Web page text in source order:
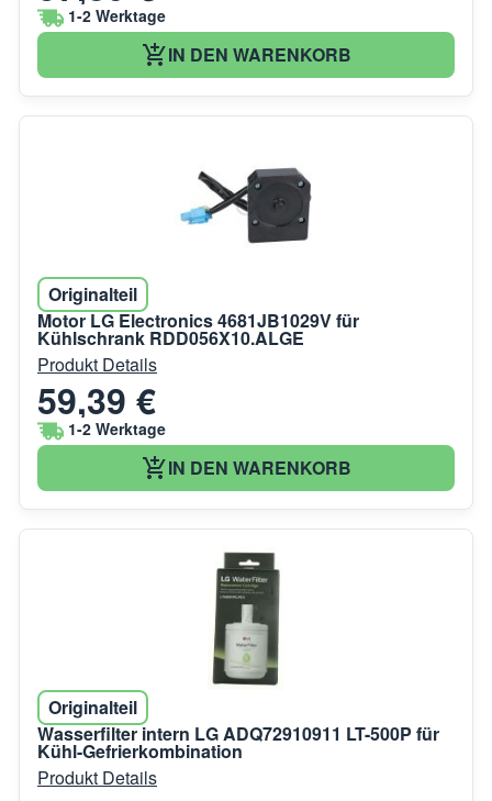
1-2 Werktage
IN DEN WARENKORB
Originalteil
Motor LG Electronics 4681JB1029V für
Kühlschrank RDD056X10.ALGE
Produkt Details
59,39 €
1-2 Werktage
IN DEN WARENKORB
Originalteil
Wasserfilter intern LG ADQ72910911 LT-500P für
Kühl-Gefrierkombination
Produkt Details